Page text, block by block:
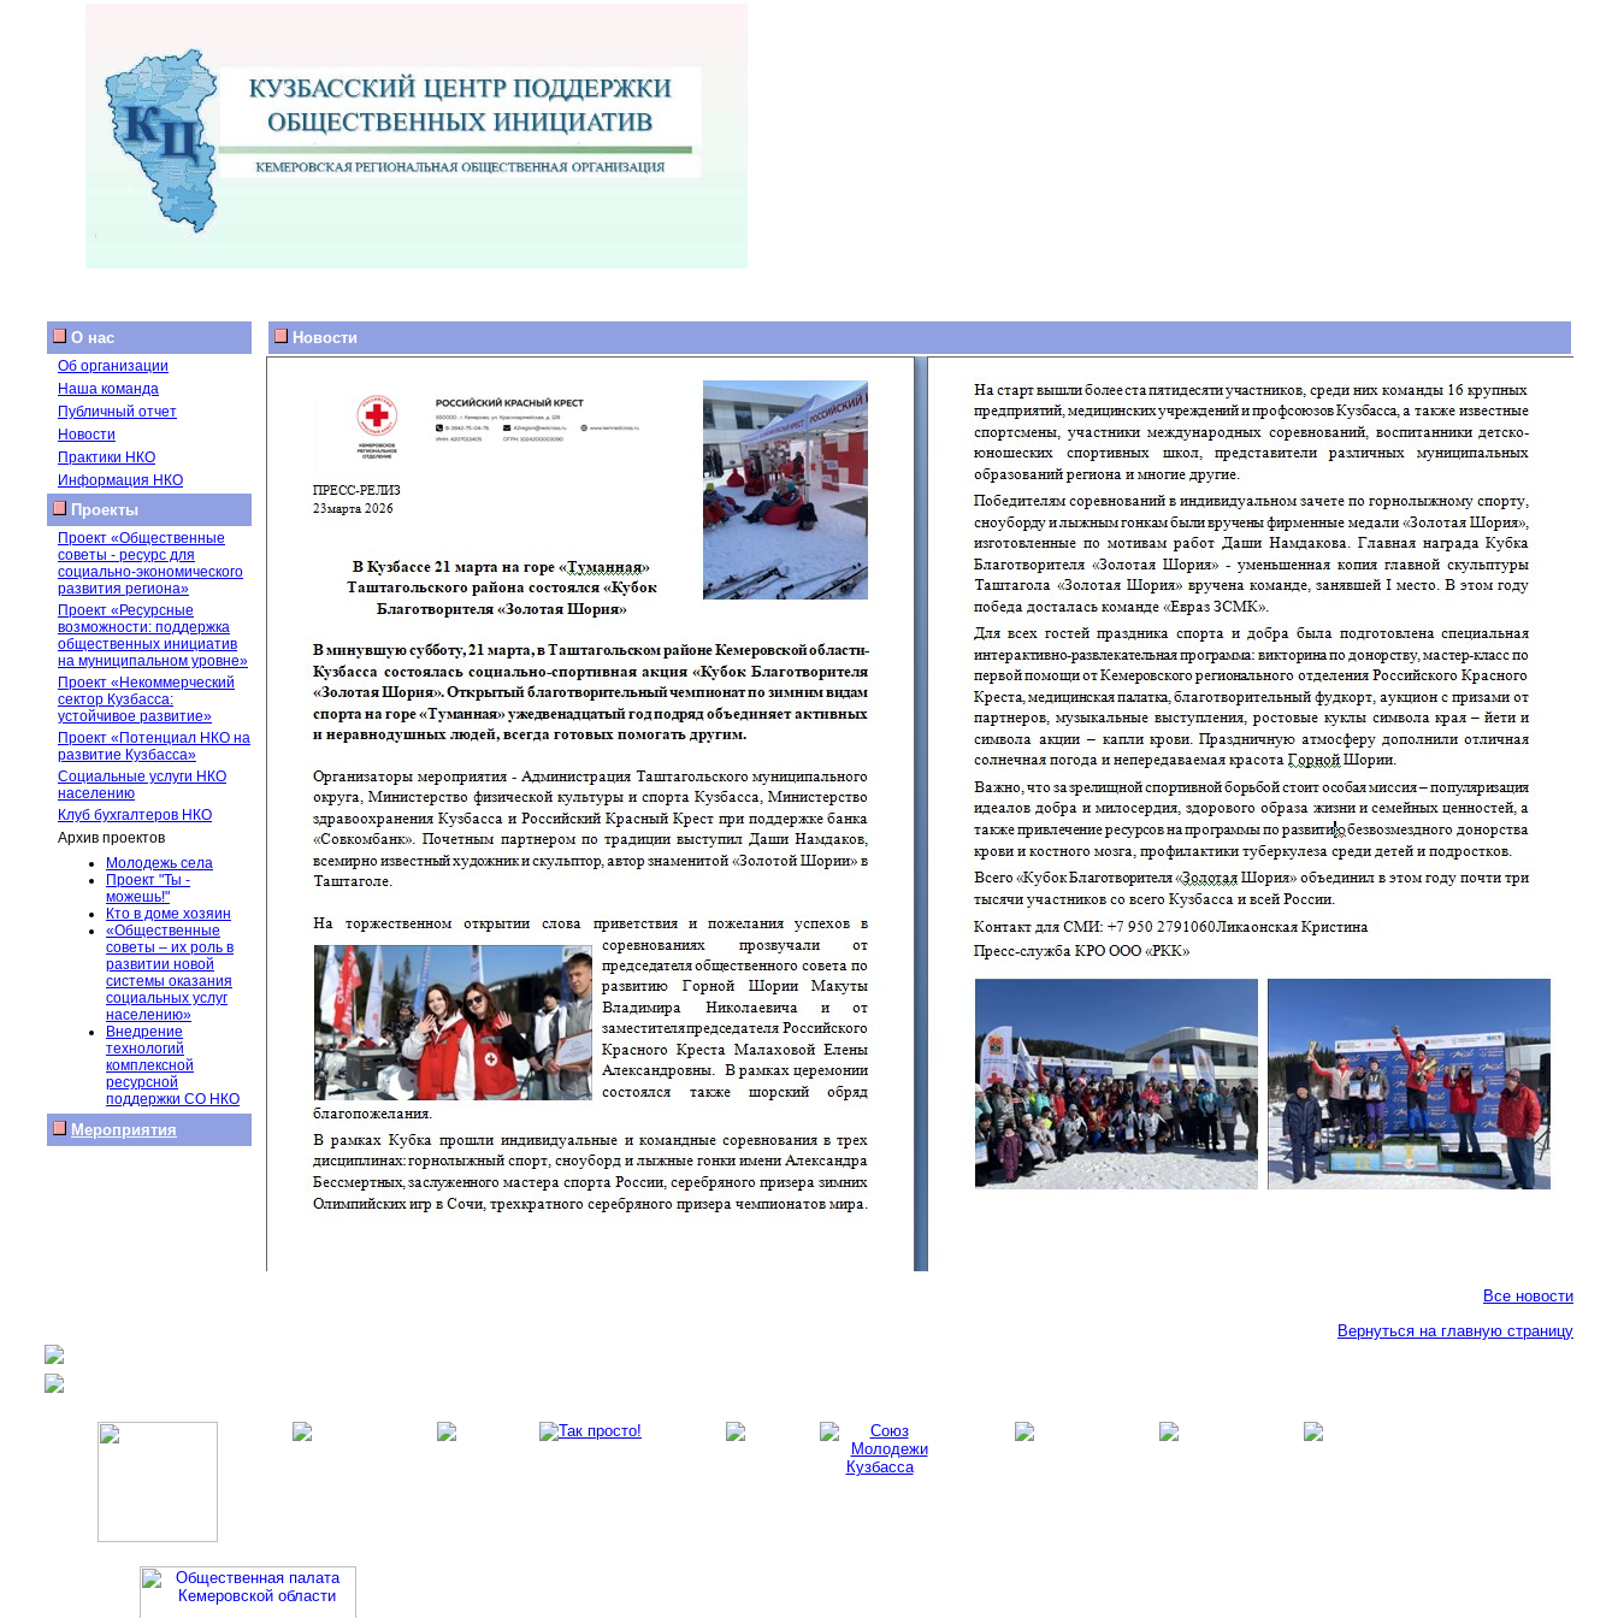
О нас
Об организации
Наша команда
Публичный отчет
Новости
Практики НКО
Информация НКО
Проекты
Проект «Общественные
советы - ресурс для
социально-экономического
развития региона»
Проект «Ресурсные
возможности: поддержка
общественных инициатив
на муниципальном уровне»
Проект «Некоммерческий
сектор Кузбасса:
устойчивое развитие»
Проект «Потенциал НКО на
развитие Кузбасса»
Социальные услуги НКО
населению
Клуб бухгалтеров НКО
Архив проектов
Молодежь села
Проект "Ты -
можешь!"
Кто в доме хозяин
«Общественные
советы – их роль в
развитии новой
системы оказания
социальных услуг
населению»
Внедрение
технологий
комплексной
ресурсной
поддержки СО НКО
Мероприятия
Новости
Все новости
Вернуться на главную страницу